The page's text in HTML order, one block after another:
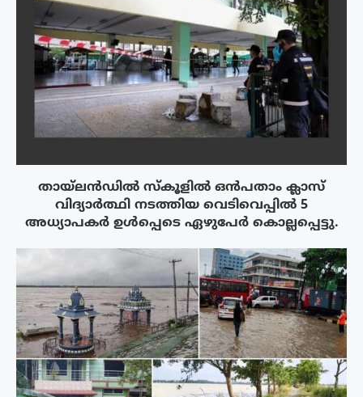
തായ്‌ലൻഡിൽ സ്കൂളിൽ ഒൻപതാം ക്ലാസ്
വിദ്യാർത്ഥി നടത്തിയ വെടിവെപ്പിൽ 5
അധ്യാപകർ ഉൾപ്പെടെ ഏഴുപേർ കൊല്ലപ്പെട്ടു.